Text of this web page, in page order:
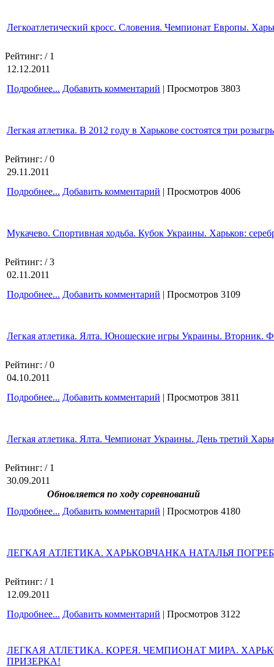
Легкоатлетический кросс. Словения. Чемпионат Европы.
Рейтинг: / 1
12.12.2011
Подробнее... Добавить комментарий | Просмотров 3803
Легкая атлетика. В 2012 году в Харькове состоятся три
Рейтинг: / 0
29.11.2011
Подробнее... Добавить комментарий | Просмотров 4006
Мукачево. Спортивная ходьба. Кубок Украины. Харьков:
Рейтинг: / 3
02.11.2011
Подробнее... Добавить комментарий | Просмотров 3109
Легкая атлетика. Ялта. Юношеские игры Украины. Вторник.
Рейтинг: / 0
04.10.2011
Подробнее... Добавить комментарий | Просмотров 3811
Легкая атлетика. Ялта. Чемпионат Украины. День третий
Рейтинг: / 1
30.09.2011
Обновляется по ходу соревнований
Подробнее... Добавить комментарий | Просмотров 4180
ЛЕГКАЯ АТЛЕТИКА. ХАРЬКОВЧАНКА НАТАЛЬЯ
Рейтинг: / 1
12.09.2011
Подробнее... Добавить комментарий | Просмотров 3122
ЛЕГКАЯ АТЛЕТИКА. КОРЕЯ. ЧЕМПИОНАТ МИРА.
ПРИЗЕРКА!